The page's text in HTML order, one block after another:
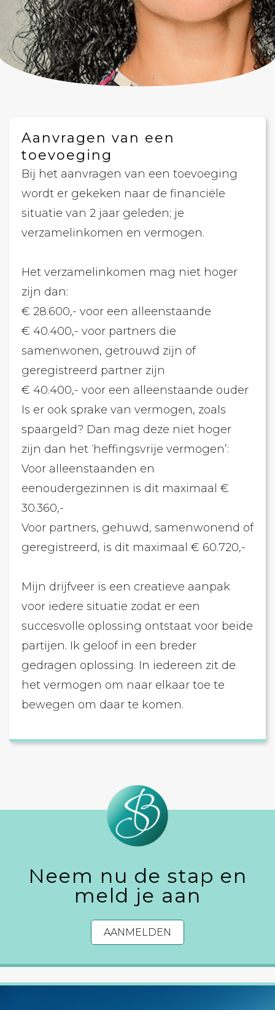
Aanvragen van een
toevoeging
Bij het aanvragen van een toevoeging
wordt er gekeken naar de financiële
situatie van 2 jaar geleden; je
verzamelinkomen en vermogen.
Het verzamelinkomen mag niet hoger
zijn dan:
€ 28.600,- voor een alleenstaande
€ 40.400,- voor partners die
samenwonen, getrouwd zijn of
geregistreerd partner zijn
€ 40.400,- voor een alleenstaande ouder
Is er ook sprake van vermogen, zoals
spaargeld? Dan mag deze niet hoger
zijn dan het ‘heffingsvrije vermogen’:
Voor alleenstaanden en
eenoudergezinnen is dit maximaal €
30.360,-
Voor partners, gehuwd, samenwonend of
geregistreerd, is dit maximaal € 60.720,-
Mijn drijfveer is een creatieve aanpak
voor iedere situatie zodat er een
succesvolle oplossing ontstaat voor beide
partijen. Ik geloof in een breder
gedragen oplossing. In iedereen zit de
het vermogen om naar elkaar toe te
bewegen om daar te komen.
Neem nu de stap en
meld je aan
AANMELDEN